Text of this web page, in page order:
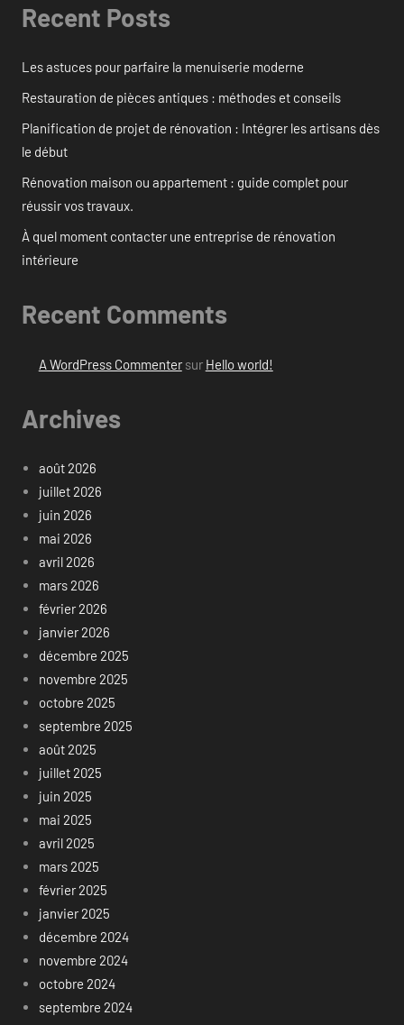
Recent Posts
Les astuces pour parfaire la menuiserie moderne
Restauration de pièces antiques : méthodes et conseils
Planification de projet de rénovation : Intégrer les artisans dès
le début
Rénovation maison ou appartement : guide complet pour
réussir vos travaux.
À quel moment contacter une entreprise de rénovation
intérieure
Recent Comments
A WordPress Commentersur Hello world!
Archives
août 2026
juillet 2026
juin 2026
mai 2026
avril 2026
mars 2026
février 2026
janvier 2026
décembre 2025
novembre 2025
octobre 2025
septembre 2025
août 2025
juillet 2025
juin 2025
mai 2025
avril 2025
mars 2025
février 2025
janvier 2025
décembre 2024
novembre 2024
octobre 2024
septembre 2024